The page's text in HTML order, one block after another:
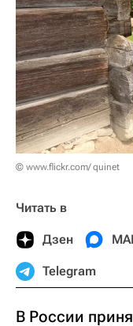
© www.flickr.com/ quinet
Читать в
Дзен
Telegram
В России